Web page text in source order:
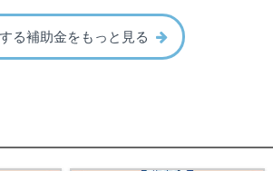
る補助金をもっと見る